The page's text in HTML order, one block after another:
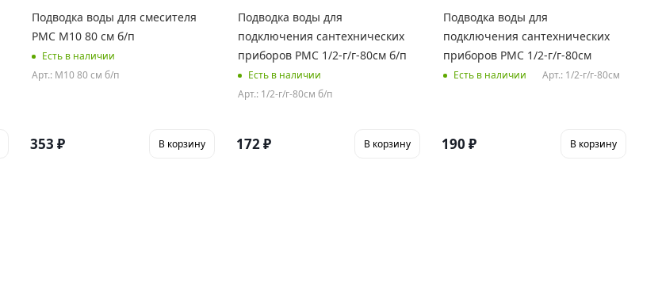
Подводка воды для смесителя
РМС M10 80 см б/п
Есть в наличии
Арт.: M10 80 см б/п
353 ₽ В корзину
Подводка воды для
подключения сантехнических
приборов РМС 1/2-г/г-80см б/п
Есть в наличии
Арт.: 1/2-г/г-80см б/п
172₽ В корзину
Подводка воды для
подключения сантехнических
приборов РМС 1/2-г/г-80см
Есть в наличии Арт.: 1/2-г/г-80см
190 ₽ В корзину